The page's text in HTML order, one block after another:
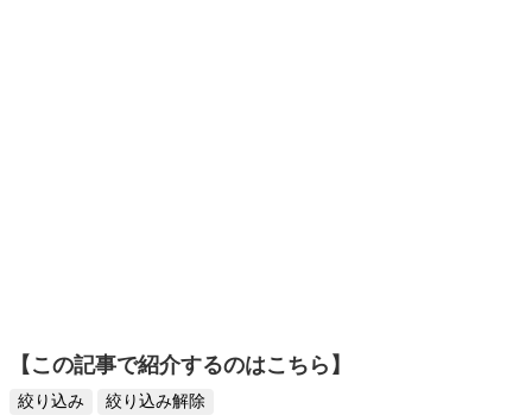
【この記事で紹介するのはこちら】
絞り込み
絞り込み解除